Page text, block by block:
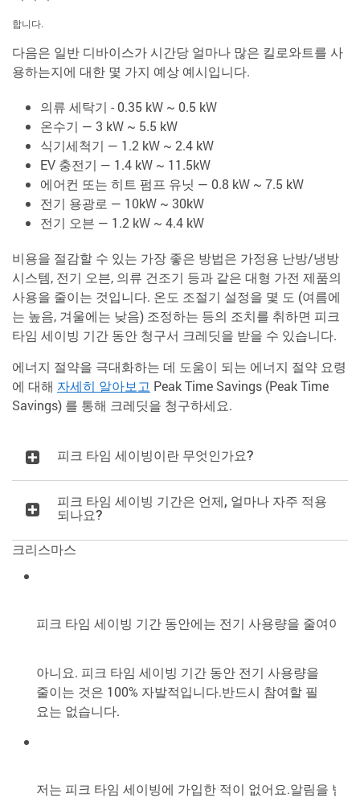
합니다.
다음은 일반 디바이스가 시간당 얼마나 많은 킬로와트를 사
용하는지에 대한 몇 가지 예상 예시입니다.
의류 세탁기 - 0.35 kW ~ 0.5 kW
온수기 — 3 kW ~ 5.5 kW
식기세척기 — 1.2 kW ~ 2.4 kW
EV 충전기 — 1.4 kW ~ 11.5kW
에어컨 또는 히트 펌프 유닛 — 0.8 kW ~ 7.5 kW
전기 용광로 — 10kW ~ 30kW
전기 오븐 — 1.2 kW ~ 4.4 kW
비용을 절감할 수 있는 가장 좋은 방법은 가정용 난방/냉방
시스템, 전기 오븐, 의류 건조기 등과 같은 대형 가전 제품의
사용을 줄이는 것입니다. 온도 조절기 설정을 몇 도 (여름에
는 높음, 겨울에는 낮음) 조정하는 등의 조치를 취하면 피크
타임 세이빙 기간 동안 청구서 크레딧을 받을 수 있습니다.
에너지 절약을 극대화하는 데 도움이 되는 에너지 절약 요령
에 대해 자세히 알아보고 Peak Time Savings (Peak Time
Savings) 를 통해 크레딧을 청구하세요.
피크 타임 세이빙이란 무엇인가요?
피크 타임 세이빙 기간은 언제, 얼마나 자주 적용
되나요?
크리스마스
피크 타임 세이빙 기간 동안에는 전기 사용량을 줄여야
아니요. 피크 타임 세이빙 기간 동안 전기 사용량을
줄이는 것은 100% 자발적입니다.반드시 참여할 필
요는 없습니다.
저는 피크 타임 세이빙에 가입한 적이 없어요.알림을 받